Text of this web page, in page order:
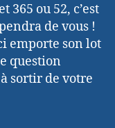
365 ou 52, c’est
de vous !
emporte son lot
question
sortir de votre